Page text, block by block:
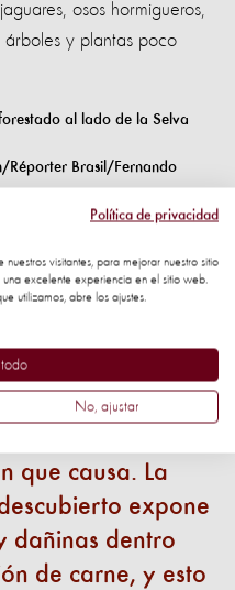
osos hormigueros,
árboles y plantas poco
Réporter Brasil/Fernando
compradores
oído hablar,
que causa. La
expone
dañinas dentro
de carne, y esto
Política de privacidad
visitantes, para mejorar nuestro sitio
excelente experiencia en el sitio web.
utilizamos, abre los ajustes.
No, ajustar